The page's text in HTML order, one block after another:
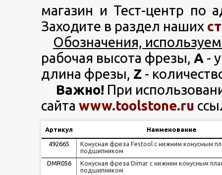
магазин и Тест-центр по
Заходите в раздел наших
Обозначения,
рабочая высота фрезы, A -
длина фрезы, Z -
Важно! При
сайта www.toolstone.ru
Артикул Наименование
492665
Конусная фреза Festool с нижним конусным
подшипником
DMR056
Конусная фреза Dimar с нижним конусным
подшипником